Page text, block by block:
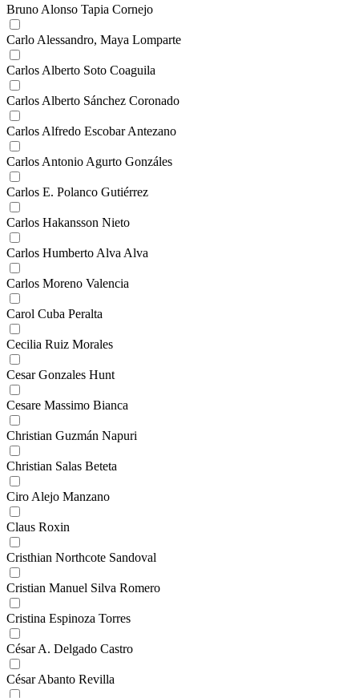
Bruno Alonso Tapia Cornejo
Carlo Alessandro, Maya Lomparte
Carlos Alberto Soto Coaguila
Carlos Alberto Sánchez Coronado
Carlos Alfredo Escobar Antezano
Carlos Antonio Agurto Gonzáles
Carlos E. Polanco Gutiérrez
Carlos Hakansson Nieto
Carlos Humberto Alva Alva
Carlos Moreno Valencia
Carol Cuba Peralta
Cecilia Ruiz Morales
Cesar Gonzales Hunt
Cesare Massimo Bianca
Christian Guzmán Napuri
Christian Salas Beteta
Ciro Alejo Manzano
Claus Roxin
Cristhian Northcote Sandoval
Cristian Manuel Silva Romero
Cristina Espinoza Torres
César A. Delgado Castro
César Abanto Revilla